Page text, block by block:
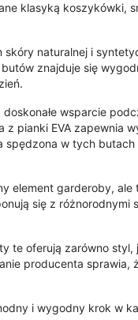
klasyką koszykówki,
skóry naturalnej i
znajduje się
wsparcie
pianki EVA zapewnia
spędzona w tych
element garderoby, ale
się z różnorodnymi
te oferują zarówno styl,
producenta sprawia,
i wygodny krok w